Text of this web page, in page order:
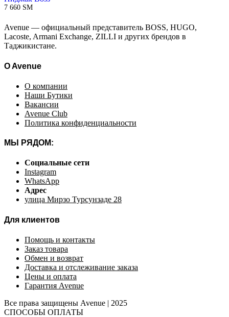
7 660 ЅМ
Avenue — официальный представитель BOSS, HUGO,
Lacoste, Armani Exchange, ZILLI и других брендов в
Таджикистане.
O Avenue
О компании
Наши Бутики
Вакансии
Avenue Club
Политика конфиденциальности
МЫ РЯДОМ:
Социальные сети
Instagram
WhatsApp
Адрес
улица Мирзо Турсунзаде 28
Для клиентов
Помощь и контакты
Заказ товара
Обмен и возврат
Доставка и отслеживание заказа
Цены и оплата
Гарантия Avenue
Все права защищены Avenue | 2025
СПОСОБЫ ОПЛАТЫ